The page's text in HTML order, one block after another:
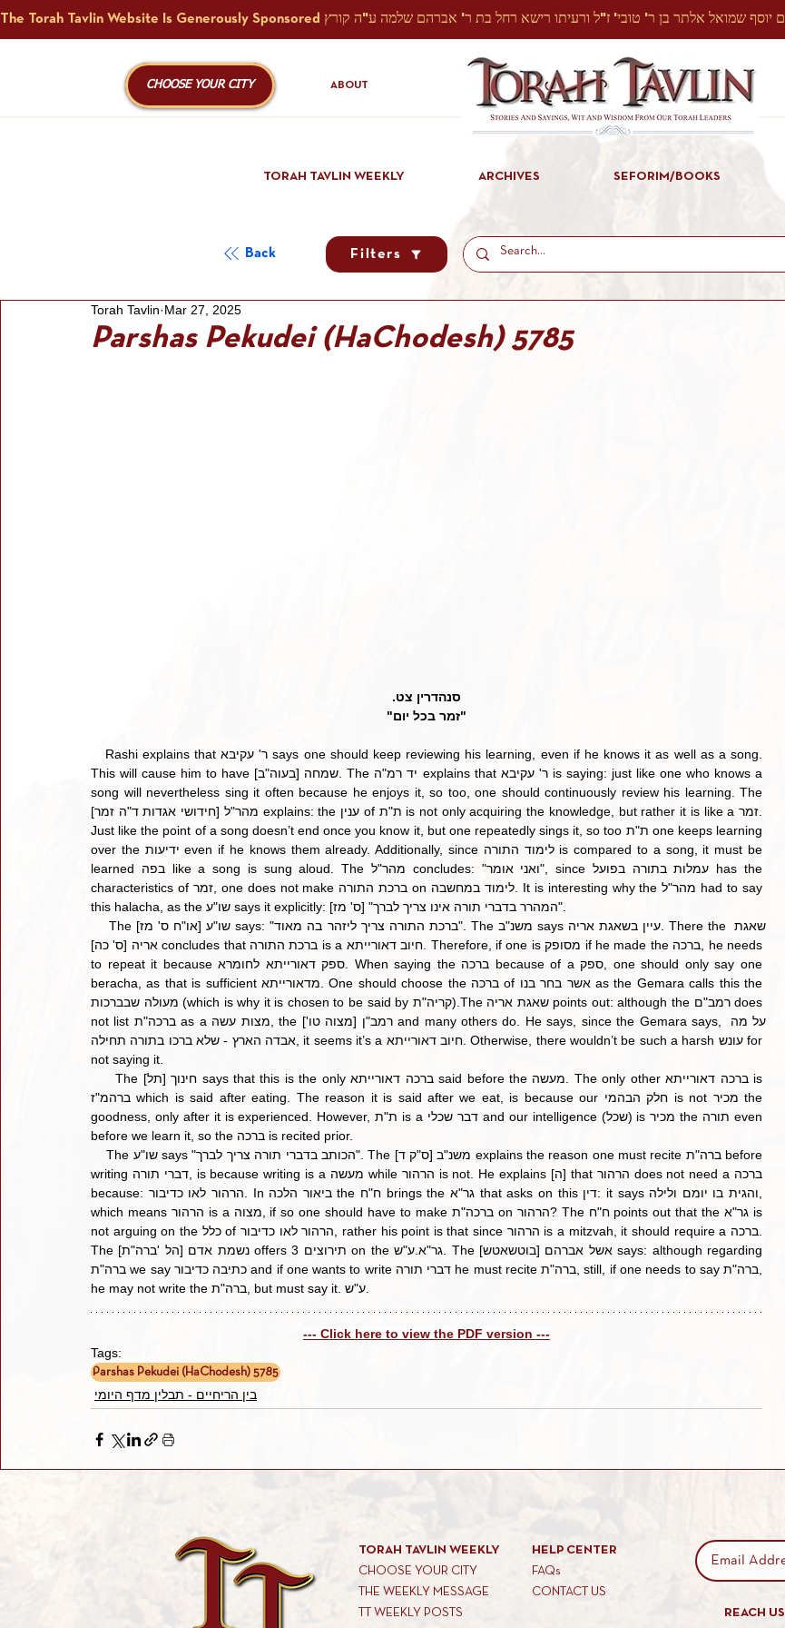
CHOOSE YOUR CITY ABOUT
TORAH TAVLIN WEEKLY ARCHIVES SEFORIM/BOOKS
Back Filters
Parshas Pekudei (HaChodesh) 5785
Torah Tavlin Mar 27, 2025
סנהדרין צט.
"זמר בכל יום"
This will cause him to have שמחה [בעוה"ב]. The יד רמ"ה explains that ר' עקיבא is saying: just like one who knows a
song will nevertheless sing it often because he enjoys it, so too, one should continuously review his learning. The
[חידושי אגדות ד"ה זמר] מהר"ל explains: the ענין of ת"ת is not only acquiring the knowledge, but rather it is like a זמר.
Just like the point of a song doesn’t end once you know it, but one repeatedly sings it, so too ת"ת one keeps learning
over the ידיעות even if he knows them already. Additionally, since לימוד התורה is compared to a song, it must be
learned בפה like a song is sung aloud. The מהר"ל concludes: "ואני אומר", since עמלות בתורה בפועל has the
characteristics of זמר, one does not make ברכת התורה on לימוד במחשבה. It is interesting why the מהר"ל had to say
this halacha, as the שו"ע says it explicitly: [ס' מז] "המהרר בדברי תורה אינו צריך לברך".
    The [או"ח ס' מז] שו"ע says: "ברכת התורה צריך ליזהר בה מאוד". The משנ"ב says עיין בשאגת אריה. There the שאגת
אריה [ס' כה] concludes that ברכת התורה is a חיוב דאורייתא. Therefore, if one is מסופק if he made the ברכה, he needs
to repeat it because ספק דאורייתא לחומרא. When saying the ברכה because of a ספק, one should only say one
beracha, as that is sufficient מדאורייתא. One should choose the ברכה of אשר בחר בנו as the Gemara calls this the
מעולה שבברכות (which is why it is chosen to be said by קריה"ת).The שאגת אריה points out: although the רמב"ם does
not list ברכה"ת as a מצות עשה, the רמב"ן [מצוה טו'] and many others do. He says, since the Gemara says, על מה
אבדה הארץ - שלא ברכו בתורה תחילה, it seems it’s a חיוב דאורייתא. Otherwise, there wouldn’t be such a harsh עונש for
not saying it.
     The [תל] חינוך says that this is the only ברכה דאורייתא said before the מעשה. The only other ברכה דאורייתא is
ברהמ"ז which is said after eating. The reason it is said after we eat, is because our חלק הבהמי is not מכיר the
goodness, only after it is experienced. However, ת"ת is a דבר שכלי and our intelligence (שכל) is מכיר the תורה even
before we learn it, so the ברכה is recited prior.
    The שו"ע says "הכותב בדברי תורה צריך לברך". The משנ"ב [ס"ק ד] explains the reason one must recite ברה"ת before
writing דברי תורה, is because writing is a מעשה while הרהור is not. He explains [ה] that הרהור does not need a ברכה
because: הרהור לאו כדיבור. In ביאור הלכה the ח"ח brings the גר"א that asks on this דין: it says והגית בו יומם ולילה,
which means הרהור is a מצוה, if so one should have to make ברכה"ת on הרהור? The ח"ח points out that the גר"א is
not arguing on the כלל of הרהור לאו כדיבור, rather his point is that since הרהור is a mitzvah, it should require a ברכה.
The נשמת אדם [הל 'ברה"ת] offers 3 תירוצים on the גר"א.ע"ש. The [בוטשאטש] אשל אברהם says: although regarding
ברה"ת we say כתיבה כדיבור and if one wants to write דברי תורה he must recite ברה"ת, still, if one needs to say ברה"ת,
he may not write the ברה"ת, but must say it. ע"ש.
--- Click here to view the PDF version ---
Tags:
Parshas Pekudei (HaChodesh) 5785
בין הריחיים - תבלין מדף היומי
TORAH TAVLIN WEEKLY
CHOOSE YOUR CITY
THE WEEKLY MESSAGE
TT WEEKLY POSTS
HELP CENTER
FAQs
CONTACT US
REACH US